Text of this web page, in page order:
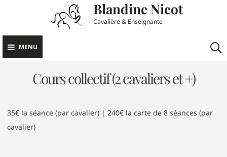
content
Blandine Nicot
Cavalière & Enseignante
MENU
Cours collectif (2 cavaliers et +)
35€ la séance (par cavalier) | 240€ la carte de 8 séances (par
cavalier)